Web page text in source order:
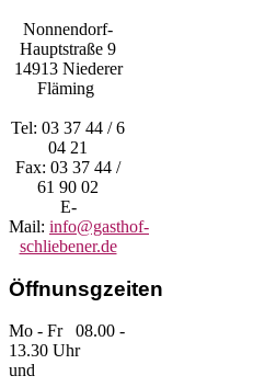
Nonnendorf-
Hauptstraße 9
14913 Niederer
Fläming
Tel: 03 37 44 / 6
04 21
Fax: 03 37 44 /
61 90 02
E-
Mail: info@gasthof-
schliebener.de
Öffnunsgzeiten
Mo - Fr 08.00 -
13.30 Uhr
und